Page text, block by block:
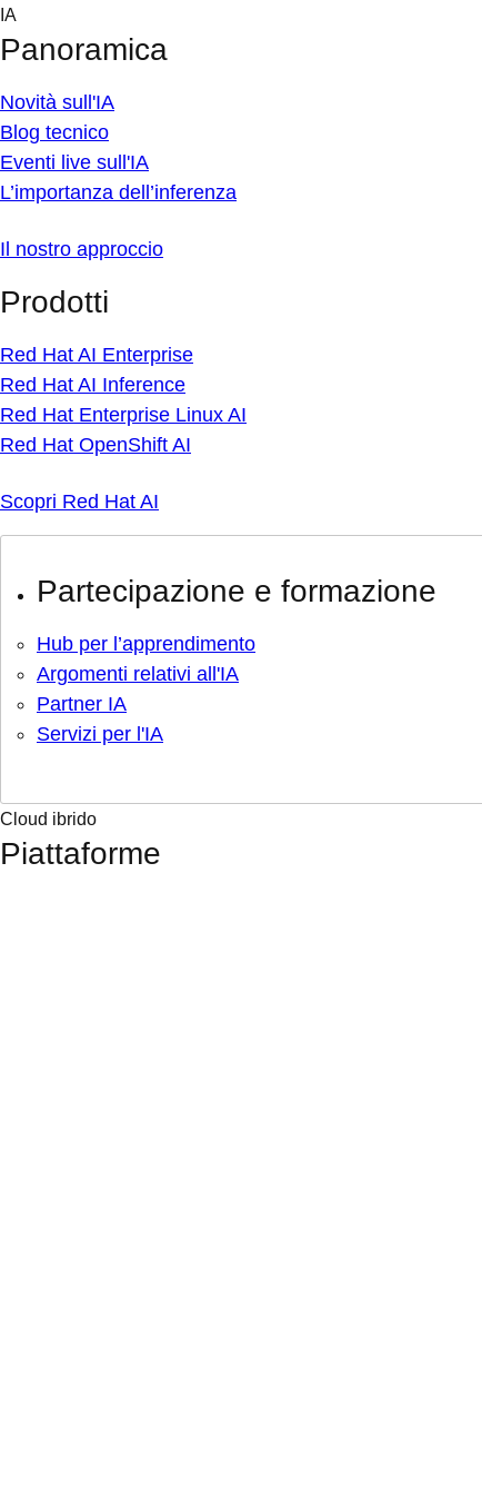
Skip
content
IA
Panoramica
Novità sull'IA
Blog tecnico
Eventi live sull'IA
L’importanza dell’inferenza
Il nostro approccio
Prodotti
Red Hat AI Enterprise
Red Hat AI Inference
Red Hat Enterprise Linux AI
Red Hat OpenShift AI
Scopri Red Hat AI
Partecipazione e formazione
Hub per l’apprendimento
Argomenti relativi all'IA
Partner IA
Servizi per l'IA
Cloud ibrido
Piattaforme